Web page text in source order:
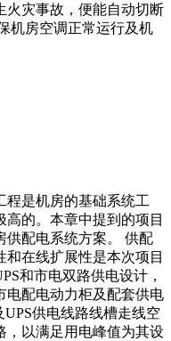
火灾事故，便能自动切断
机房空调正常运行及机
程是机房的基础系统工
的。本章中提到的项目
供配电系统方案。 供配
在线扩展性是本次项目
和市电双路供电设计，
电配电动力柜及配套供电
供电线路线槽走线空
，以满足用电峰值为其设